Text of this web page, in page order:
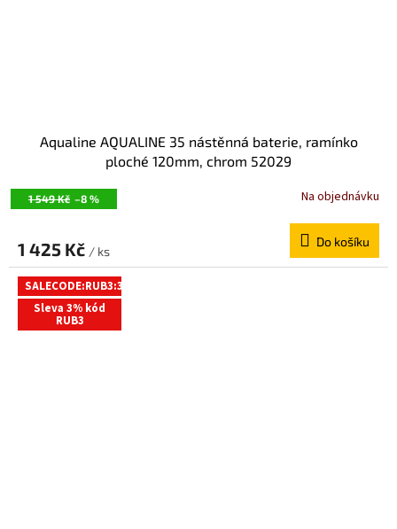
1 549 Kč –8 %
Aqualine AQUALINE 35 nástěnná baterie, ramínko
ploché 120mm, chrom 52029
Na objednávku
1 425 Kč / ks
Do košíku
SALECODE:RUB3:3:%
Sleva 3% kód
RUB3